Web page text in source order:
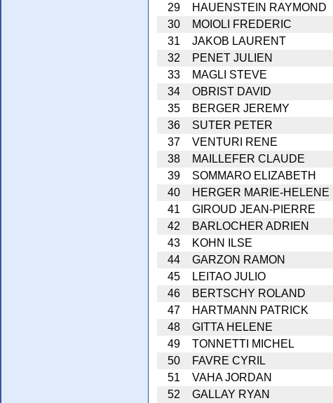
29
HAUENSTEIN RAYMOND
30
MOIOLI FREDERIC
31
JAKOB LAURENT
32
PENET JULIEN
33
MAGLI STEVE
34
OBRIST DAVID
35
BERGER JEREMY
36
SUTER PETER
37
VENTURI RENE
38
MAILLEFER CLAUDE
39
SOMMARO ELIZABETH
40
HERGER MARIE-HELENE
41
GIROUD JEAN-PIERRE
42
BARLOCHER ADRIEN
43
KOHN ILSE
44
GARZON RAMON
45
LEITAO JULIO
46
BERTSCHY ROLAND
47
HARTMANN PATRICK
48
GITTA HELENE
49
TONNETTI MICHEL
50
FAVRE CYRIL
51
VAHA JORDAN
52
GALLAY RYAN